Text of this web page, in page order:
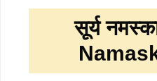
सूर्य